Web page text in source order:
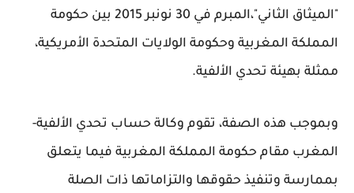
"الميثاق الثاني"،المبرم في 30 نونبر 2015 بين حكومة
المملكة المغربية وحكومة الولايات المتحدة الأمريكية،
ممثلة بهيئة تحدي الألفية.
وبموجب هذه الصفة، تقوم وكالة حساب تحدي الألفية-
المغرب مقام حكومة المملكة المغربية فيما يتعلق
بممارسة وتنفيذ حقوقها والتزاماتها ذات الصلة